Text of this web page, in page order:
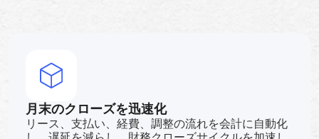
月末のクローズを迅速化
リース、支払い、経費、調整の流れを会計に自動化